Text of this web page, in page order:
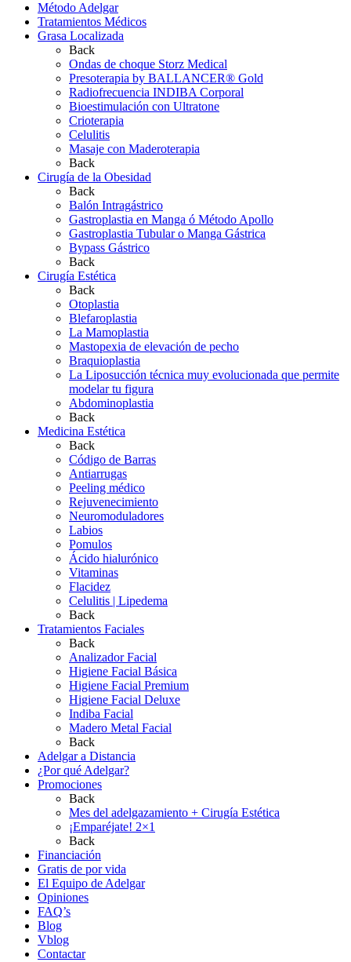
Método Adelgar
Tratamientos Médicos
Grasa Localizada
Back
Ondas de choque Storz Medical
Presoterapia by BALLANCER® Gold
Radiofrecuencia INDIBA Corporal
Bioestimulación con Ultratone
Crioterapia
Celulitis
Masaje con Maderoterapia
Back
Cirugía de la Obesidad
Back
Balón Intragástrico
Gastroplastia en Manga ó Método Apollo
Gastroplastia Tubular o Manga Gástrica
Bypass Gástrico
Back
Cirugía Estética
Back
Otoplastia
Blefaroplastia
La Mamoplastia
Mastopexia de elevación de pecho
Braquioplastia
La Liposucción técnica muy evolucionada que permite
modelar tu figura
Abdominoplastia
Back
Medicina Estética
Back
Código de Barras
Antiarrugas
Peeling médico
Rejuvenecimiento
Neuromoduladores
Labios
Pomulos
Ácido hialurónico
Vitaminas
Flacidez
Celulitis | Lipedema
Back
Tratamientos Faciales
Back
Analizador Facial
Higiene Facial Básica
Higiene Facial Premium
Higiene Facial Deluxe
Indiba Facial
Madero Metal Facial
Back
Adelgar a Distancia
¿Por qué Adelgar?
Promociones
Back
Mes del adelgazamiento + Cirugía Estética
¡Emparéjate! 2×1
Back
Financiación
Gratis de por vida
El Equipo de Adelgar
Opiniones
FAQ’s
Blog
Vblog
Contactar